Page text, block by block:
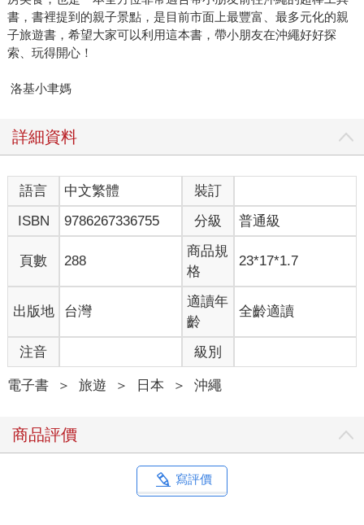
書，書裡提到的親子景點，是目前市面上最豐富、最多元化的親
子旅遊書，希望大家可以利用這本書，帶小朋友在沖繩好好探
索、玩得開心！
洛基小聿媽
詳細資料
語言 中文繁體
裝訂
ISBN
9786267336755 分級 普通級
頁數 288
商品規
格
23*17*1.7
出版地 台灣
適讀年
齡
全齡適讀
注音 級別
電子書 ＞ 旅遊 ＞ 日本 ＞ 沖繩
商品評價
寫評價